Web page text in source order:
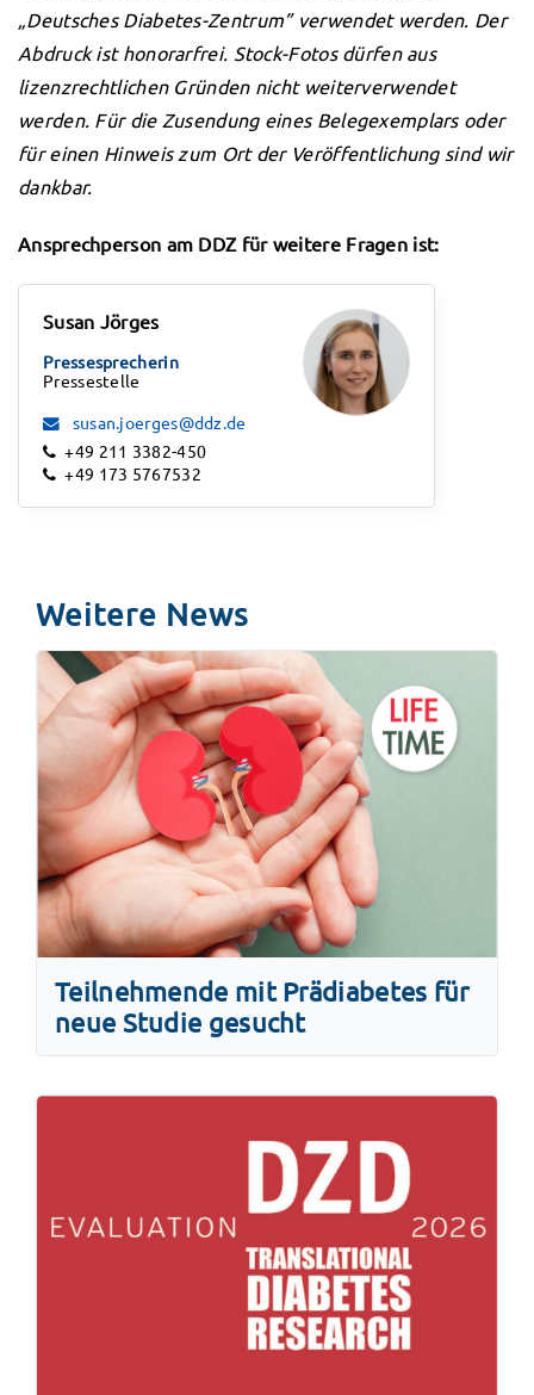
„Deutsches Diabetes-Zentrum” verwendet werden. Der
Abdruck ist honorarfrei. Stock-Fotos dürfen aus
lizenzrechtlichen Gründen nicht weiterverwendet
werden. Für die Zusendung eines Belegexemplars oder
für einen Hinweis zum Ort der Veröffentlichung sind wir
dankbar.
Ansprechperson am DDZ für weitere Fragen ist:
Susan Jörges
Pressesprecherin
Pressestelle
susan.joerges@ddz.de
+49 211 3382-450
+49 173 5767532
Weitere News
Teilnehmende mit Prädiabetes für
neue Studie gesucht